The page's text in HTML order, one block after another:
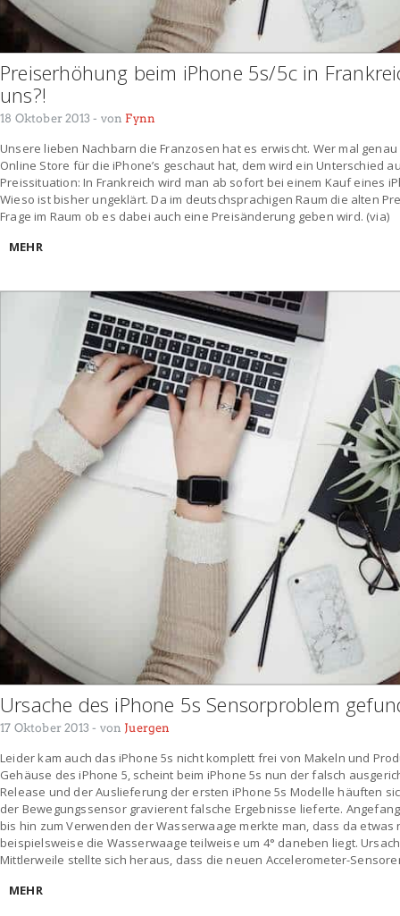
Preiserhöhung beim iPhone 5s/5c in
uns?!
18 Oktober 2013 - von Fynn
Unsere lieben Nachbarn die Franzosen hat es erwischt. Wer mal
Online Store für die iPhone’s geschaut hat, dem wird ein Unterschied
Preissituation: In Frankreich wird man ab sofort bei einem Kauf eines
Wieso ist bisher ungeklärt. Da im deutschsprachigen Raum die alten
Frage im Raum ob es dabei auch eine Preisänderung geben wird. (via)
MEHR
Ursache des iPhone 5s Sensorproblem
17 Oktober 2013 - von Juergen
Leider kam auch das iPhone 5s nicht komplett frei von Makeln und
Gehäuse des iPhone 5, scheint beim iPhone 5s nun der falsch
Release und der Auslieferung der ersten iPhone 5s Modelle häuften
der Bewegungssensor gravierent falsche Ergebnisse lieferte.
bis hin zum Verwenden der Wasserwaage merkte man, dass da etwas
beispielsweise die Wasserwaage teilweise um 4° daneben liegt.
Mittlerweile stellte sich heraus, dass die neuen Accelerometer-
MEHR